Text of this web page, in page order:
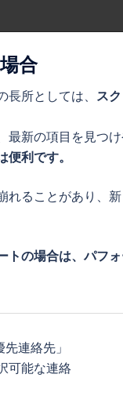
合
所としては、 ス
新の項目を見つけ
利です。
れることがあり、
トの場合は、パフ
連絡先」
可能な連絡